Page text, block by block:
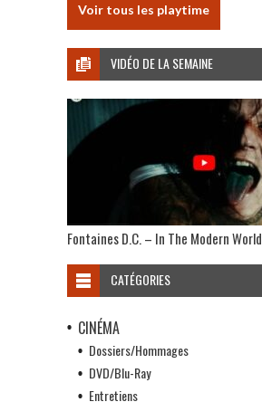
Voir tous les playtime
VIDÉO DE LA SEMAINE
Fontaines D.C. – In The Modern World
CATÉGORIES
CINÉMA
Dossiers/Hommages
DVD/Blu-Ray
Entretiens